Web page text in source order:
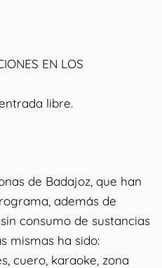
EN LOS
libre.
de Badajoz, que han
además de
consumo de sustancias
mismas ha sido:
cuero, karaoke, zona